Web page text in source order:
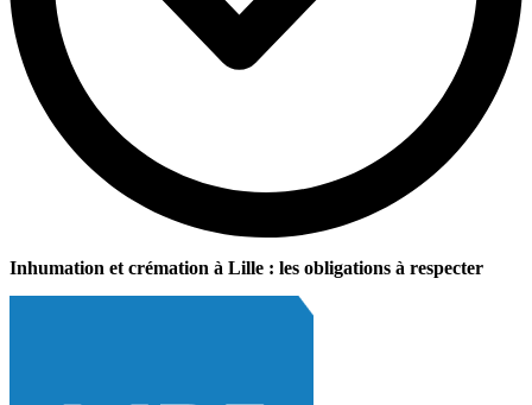
Inhumation et crémation à Lille : les obligations à respecter